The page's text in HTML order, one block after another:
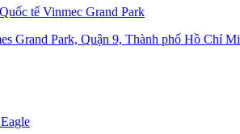
tế Vinmec Grand Park
Grand Park, Quận 9, Thành phố Hồ Chí